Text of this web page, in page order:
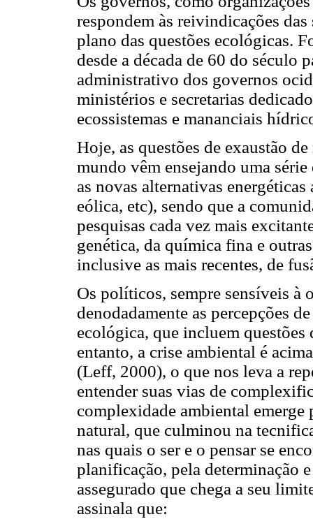
respondem às reivindicações
plano das questões ecológicas.
desde a década de 60 do século
administrativo dos governos
ministérios e secretarias
ecossistemas e mananciais
Hoje, as questões de exaustão
mundo vêm ensejando uma
as novas alternativas
eólica, etc), sendo que a
pesquisas cada vez mais
genética, da química fina e
inclusive as mais recentes, de
Os políticos, sempre sensíveis à
denodadamente as percepções
ecológica, que incluem
entanto, a crise ambiental é
(Leff, 2000), o que nos leva a
entender suas vias de
complexidade ambiental
natural, que culminou na
nas quais o ser e o pensar se
planificação, pela determinação
assegurado que chega a seu
assinala que: